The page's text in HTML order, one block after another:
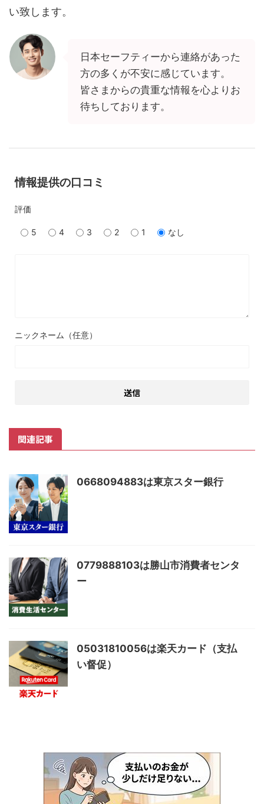
い致します。
日本セーフティーから連絡があった
方の多くが不安に感じています。
皆さまからの貴重な情報を心よりお
待ちしております。
情報提供の口コミ
評価
5 4 3 2 1 なし
ニックネーム（任意）
関連記事
0668094883は東京スター銀行
0779888103は勝山市消費者センタ
ー
05031810056は楽天カード（支払
い督促）